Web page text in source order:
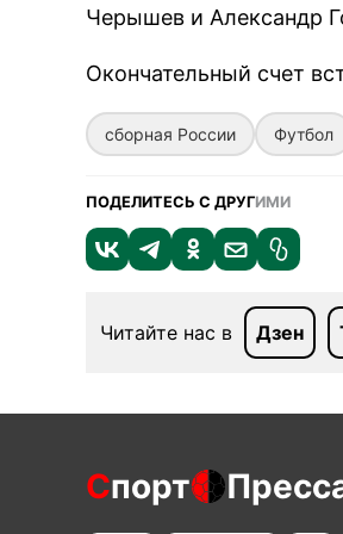
Черышев и Александр
Окончательный счет
сборная России Футбол
ПОДЕЛИТЕСЬ С ДРУГИМИ
Читайте нас в Дзен
Спорт